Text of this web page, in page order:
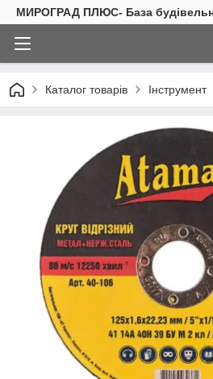
МИРОГРАД ПЛЮС- База
Каталог товарів Інструмент